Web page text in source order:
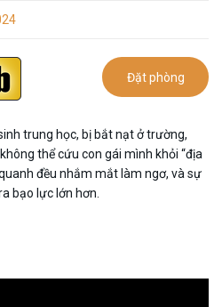
Đặt phòng
trung học, bị bắt nạt ở trường,
thể cứu con gái mình khỏi “địa
đều nhắm mắt làm ngơ, và sự
bạo lực lớn hơn.